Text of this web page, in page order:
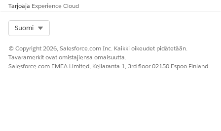
Tarjoaja Experience Cloud
Suomi
© Copyright 2026, Salesforce.com Inc. Kaikki oikeudet pidätetään.
Tavaramerkit ovat omistajiensa omaisuutta.
Salesforce.com EMEA Limited, Keilaranta 1, 3rd floor 02150 Espoo Finland